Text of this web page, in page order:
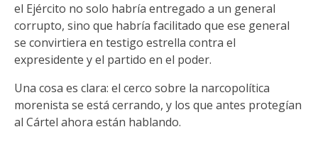
el Ejército no solo habría entregado a un general
corrupto, sino que habría facilitado que ese general
se convirtiera en testigo estrella contra el
expresidente y el partido en el poder.
Una cosa es clara: el cerco sobre la narcopolítica
morenista se está cerrando, y los que antes protegían
al Cártel ahora están hablando.